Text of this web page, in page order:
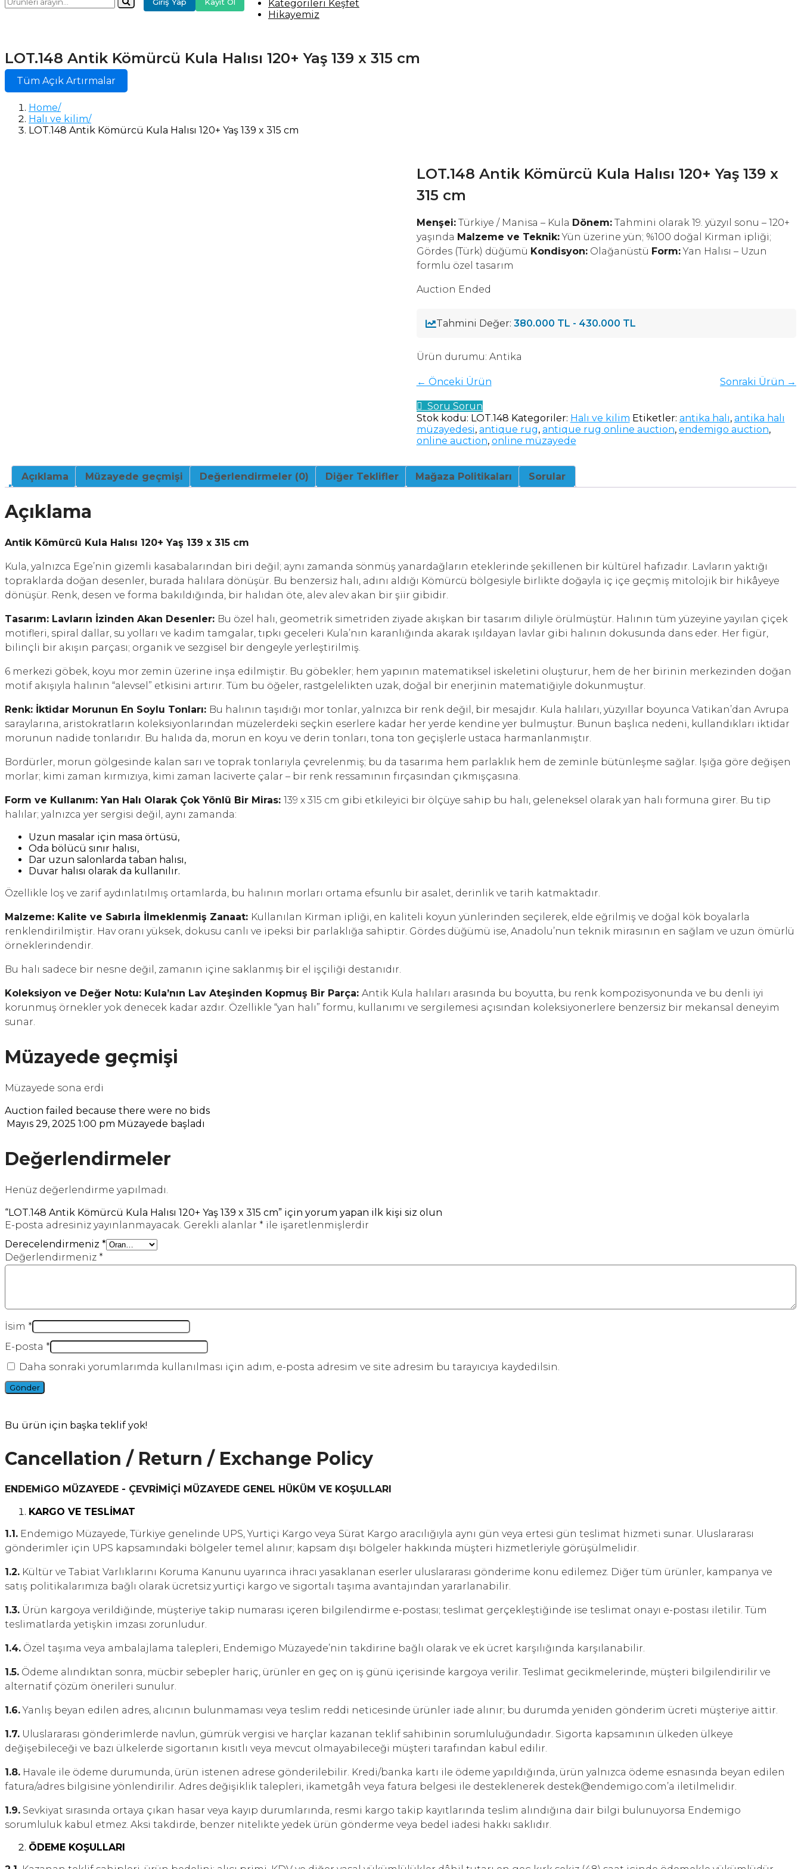
Kategorileri Keşfet
Hikayemiz
LOT.148 Antik Kömürcü Kula Halısı 120+ Yaş 139 x 315 cm
Tüm Açık Artırmalar
Home
Halı ve kilim
LOT.148 Antik Kömürcü Kula Halısı 120+ Yaş 139 x 315 cm
LOT.148 Antik Kömürcü Kula Halısı 120+ Yaş 139 x
315 cm
Menşei:Türkiye / Manisa – Kula Dönem:Tahmini olarak 19. yüzyıl sonu – 120+
yaşında Malzeme ve Teknik:Yün üzerine yün; %100 doğal Kirman ipliği;
Gördes (Türk) düğümü Kondisyon:Olağanüstü Form:Yan Halısı – Uzun
formlu özel tasarım
Auction Ended
Tahmini Değer: 380.000 TL - 430.000 TL
Ürün durumu: Antika
← Önceki Ürün Sonraki Ürün →
Soru Sorun
Stok kodu: LOT.148 Kategoriler: Halı ve kilim Etiketler: antika halı, antika halı
müzayedesi, antique rug, antique rug online auction, endemigo auction,
online auction, online müzayede
Açıklama Müzayede geçmişi Değerlendirmeler (0) Diğer Teklifler Mağaza Politikaları Sorular
Açıklama
Antik Kömürcü Kula Halısı 120+ Yaş 139 x 315 cm
Kula, yalnızca Ege’nin gizemli kasabalarından biri değil; aynı zamanda sönmüş yanardağların eteklerinde şekillenen bir kültürel hafızadır. Lavların yaktığı
topraklarda doğan desenler, burada halılara dönüşür. Bu benzersiz halı, adını aldığı Kömürcü bölgesiyle birlikte doğayla iç içe geçmiş mitolojik bir hikâyeye
dönüşür. Renk, desen ve forma bakıldığında, bir halıdan öte, alev alev akan bir şiir gibidir.
Tasarım: Lavların İzinden Akan Desenler: Bu özel halı, geometrik simetriden ziyade akışkan bir tasarım diliyle örülmüştür. Halının tüm yüzeyine yayılan çiçek
motifleri, spiral dallar, su yolları ve kadim tamgalar, tıpkı geceleri Kula’nın karanlığında akarak ışıldayan lavlar gibi halının dokusunda dans eder. Her figür,
bilinçli bir akışın parçası; organik ve sezgisel bir dengeyle yerleştirilmiş.
6 merkezi göbek, koyu mor zemin üzerine inşa edilmiştir. Bu göbekler; hem yapının matematiksel iskeletini oluşturur, hem de her birinin merkezinden doğan
motif akışıyla halının “alevsel” etkisini artırır. Tüm bu öğeler, rastgelelikten uzak, doğal bir enerjinin matematiğiyle dokunmuştur.
Renk: İktidar Morunun En Soylu Tonları: Bu halının taşıdığı mor tonlar, yalnızca bir renk değil, bir mesajdır. Kula halıları, yüzyıllar boyunca Vatikan’dan Avrupa
saraylarına, aristokratların koleksiyonlarından müzelerdeki seçkin eserlere kadar her yerde kendine yer bulmuştur. Bunun başlıca nedeni, kullandıkları iktidar
morunun nadide tonlarıdır. Bu halıda da, morun en koyu ve derin tonları, tona ton geçişlerle ustaca harmanlanmıştır.
Bordürler, morun gölgesinde kalan sarı ve toprak tonlarıyla çevrelenmiş; bu da tasarıma hem parlaklık hem de zeminle bütünleşme sağlar. Işığa göre değişen
morlar; kimi zaman kırmızıya, kimi zaman laciverte çalar – bir renk ressamının fırçasından çıkmışçasına.
Form ve Kullanım: Yan Halı Olarak Çok Yönlü Bir Miras: 139 x 315 cm gibi etkileyici bir ölçüye sahip bu halı, geleneksel olarak yan halı formuna girer. Bu tip
halılar; yalnızca yer sergisi değil, aynı zamanda:
Uzun masalar için masa örtüsü,
Oda bölücü sınır halısı,
Dar uzun salonlarda taban halısı,
Duvar halısı olarak da kullanılır.
Özellikle loş ve zarif aydınlatılmış ortamlarda, bu halının morları ortama efsunlu bir asalet, derinlik ve tarih katmaktadır.
Malzeme: Kalite ve Sabırla İlmeklenmiş Zanaat: Kullanılan Kirman ipliği, en kaliteli koyun yünlerinden seçilerek, elde eğrilmiş ve doğal kök boyalarla
renklendirilmiştir. Hav oranı yüksek, dokusu canlı ve ipeksi bir parlaklığa sahiptir. Gördes düğümü ise, Anadolu’nun teknik mirasının en sağlam ve uzun ömürlü
örneklerindendir.
Bu halı sadece bir nesne değil, zamanın içine saklanmış bir el işçiliği destanıdır.
Koleksiyon ve Değer Notu: Kula’nın Lav Ateşinden Kopmuş Bir Parça: Antik Kula halıları arasında bu boyutta, bu renk kompozisyonunda ve bu denli iyi
korunmuş örnekler yok denecek kadar azdır. Özellikle “yan halı” formu, kullanımı ve sergilemesi açısından koleksiyonerlere benzersiz bir mekansal deneyim
sunar.
Müzayede geçmişi
Müzayede sona erdi
Auction failed because there were no bids
Mayıs 29, 2025 1:00 pm Müzayede başladı
Değerlendirmeler
Henüz değerlendirme yapılmadı.
“LOT.148 Antik Kömürcü Kula Halısı 120+ Yaş 139 x 315 cm” için yorum yapan ilk kişi siz olun
E-posta adresiniz yayınlanmayacak. Gerekli alanlar * ile işaretlenmişlerdir
Derecelendirmeniz *
Değerlendirmeniz *
İsim *
E-posta *
Daha sonraki yorumlarımda kullanılması için adım, e-posta adresim ve site adresim bu tarayıcıya kaydedilsin.
Bu ürün için başka teklif yok!
Cancellation / Return / Exchange Policy
ENDEMiGO MÜZAYEDE - ÇEVRİMİÇİ MÜZAYEDE GENEL HÜKÜM VE KOŞULLARI
KARGO VE TESLİMAT
1.1. Endemigo Müzayede, Türkiye genelinde UPS, Yurtiçi Kargo veya Sürat Kargo aracılığıyla aynı gün veya ertesi gün teslimat hizmeti sunar. Uluslararası
gönderimler için UPS kapsamındaki bölgeler temel alınır; kapsam dışı bölgeler hakkında müşteri hizmetleriyle görüşülmelidir.
1.2. Kültür ve Tabiat Varlıklarını Koruma Kanunu uyarınca ihracı yasaklanan eserler uluslararası gönderime konu edilemez. Diğer tüm ürünler, kampanya ve
satış politikalarımıza bağlı olarak ücretsiz yurtiçi kargo ve sigortalı taşıma avantajından yararlanabilir.
1.3. Ürün kargoya verildiğinde, müşteriye takip numarası içeren bilgilendirme e-postası; teslimat gerçekleştiğinde ise teslimat onayı e-postası iletilir. Tüm
teslimatlarda yetişkin imzası zorunludur.
1.4. Özel taşıma veya ambalajlama talepleri, Endemigo Müzayede’nin takdirine bağlı olarak ve ek ücret karşılığında karşılanabilir.
1.5. Ödeme alındıktan sonra, mücbir sebepler hariç, ürünler en geç on iş günü içerisinde kargoya verilir. Teslimat gecikmelerinde, müşteri bilgilendirilir ve
alternatif çözüm önerileri sunulur.
1.6.Yanlış beyan edilen adres, alıcının bulunmaması veya teslim reddi neticesinde ürünler iade alınır; bu durumda yeniden gönderim ücreti müşteriye aittir.
1.7. Uluslararası gönderimlerde navlun, gümrük vergisi ve harçlar kazanan teklif sahibinin sorumluluğundadır. Sigorta kapsamının ülkeden ülkeye
değişebileceği ve bazı ülkelerde sigortanın kısıtlı veya mevcut olmayabileceği müşteri tarafından kabul edilir.
1.8. Havale ile ödeme durumunda, ürün istenen adrese gönderilebilir. Kredi/banka kartı ile ödeme yapıldığında, ürün yalnızca ödeme esnasında beyan edilen
fatura/adres bilgisine yönlendirilir. Adres değişiklik talepleri, ikametgâh veya fatura belgesi ile desteklenerek destek@endemigo.com’a iletilmelidir.
1.9. Sevkiyat sırasında ortaya çıkan hasar veya kayıp durumlarında, resmi kargo takip kayıtlarında teslim alındığına dair bilgi bulunuyorsa Endemigo
sorumluluk kabul etmez. Aksi takdirde, benzer nitelikte yedek ürün gönderme veya bedel iadesi hakkı saklıdır.
ÖDEME KOŞULLARI